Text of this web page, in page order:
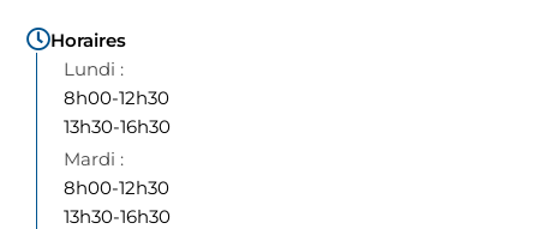
Horaires
8h00-12h30
13h30-16h30
8h00-12h30
13h30-16h30